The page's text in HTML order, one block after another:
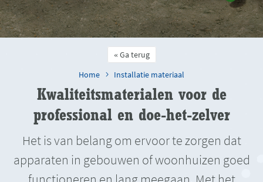
Ga terug
Home
Installatie materiaal
Kwaliteitsmaterialen voor de
professional en doe-het-zelver
Het is van belang om ervoor te zorgen dat
apparaten in gebouwen of woonhuizen goed